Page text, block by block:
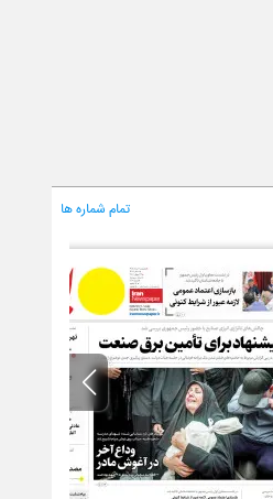
تمام شماره ها